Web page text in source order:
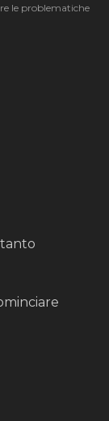
le problematiche